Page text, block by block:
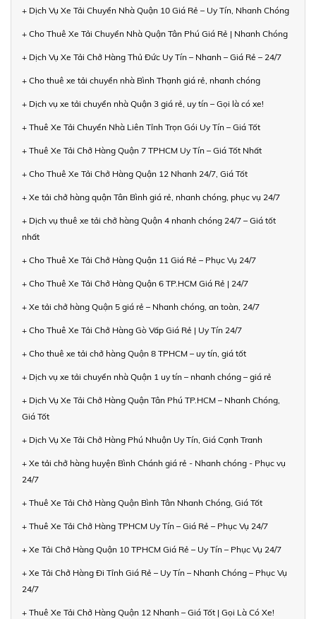
+ Dịch Vụ Xe Tải Chuyển Nhà Quận 10 Giá Rẻ – Uy Tín, Nhanh Chóng
+ Cho Thuê Xe Tải Chuyển Nhà Quận Tân Phú Giá Rẻ | Nhanh Chóng
+ Dịch Vụ Xe Tải Chở Hàng Thủ Đức Uy Tín – Nhanh – Giá Rẻ – 24/7
+ Cho thuê xe tải chuyển nhà Bình Thạnh giá rẻ, nhanh chóng
+ Dịch vụ xe tải chuyển nhà Quận 3 giá rẻ, uy tín – Gọi là có xe!
+ Thuê Xe Tải Chuyển Nhà Liên Tỉnh Trọn Gói Uy Tín – Giá Tốt
+ Thuê Xe Tải Chở Hàng Quận 7 TPHCM Uy Tín – Giá Tốt Nhất
+ Cho Thuê Xe Tải Chở Hàng Quận 12 Nhanh 24/7, Giá Tốt
+ Xe tải chở hàng quận Tân Bình giá rẻ, nhanh chóng, phục vụ 24/7
+ Dịch vụ thuê xe tải chở hàng Quận 4 nhanh chóng 24/7 – Giá tốt
nhất
+ Cho Thuê Xe Tải Chở Hàng Quận 11 Giá Rẻ – Phục Vụ 24/7
+ Cho Thuê Xe Tải Chở Hàng Quận 6 TP.HCM Giá Rẻ | 24/7
+ Xe tải chở hàng Quận 5 giá rẻ – Nhanh chóng, an toàn, 24/7
+ Cho Thuê Xe Tải Chở Hàng Gò Vấp Giá Rẻ | Uy Tín 24/7
+ Cho thuê xe tải chở hàng Quận 8 TPHCM – uy tín, giá tốt
+ Dịch vụ xe tải chuyển nhà Quận 1 uy tín – nhanh chóng – giá rẻ
+ Dịch Vụ Xe Tải Chở Hàng Quận Tân Phú TP.HCM – Nhanh Chóng,
Giá Tốt
+ Dịch Vụ Xe Tải Chở Hàng Phú Nhuận Uy Tín, Giá Cạnh Tranh
+ Xe tải chở hàng huyện Bình Chánh giá rẻ - Nhanh chóng - Phục vụ
24/7
+ Thuê Xe Tải Chở Hàng Quận Bình Tân Nhanh Chóng, Giá Tốt
+ Thuê Xe Tải Chở Hàng TPHCM Uy Tín – Giá Rẻ – Phục Vụ 24/7
+ Xe Tải Chở Hàng Quận 10 TPHCM Giá Rẻ – Uy Tín – Phục Vụ 24/7
+ Xe Tải Chở Hàng Đi Tỉnh Giá Rẻ – Uy Tín – Nhanh Chóng – Phục Vụ
24/7
+ Thuê Xe Tải Chở Hàng Quận 12 Nhanh – Giá Tốt | Gọi Là Có Xe!